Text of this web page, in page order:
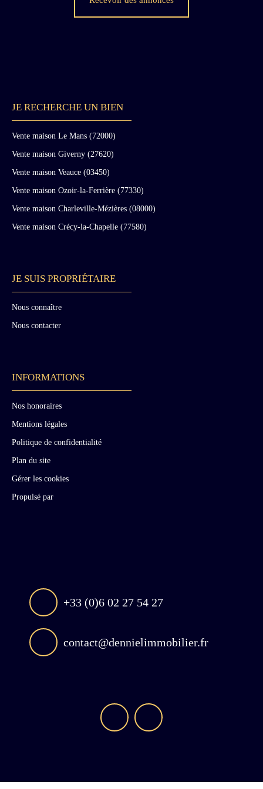
JE RECHERCHE UN BIEN
Vente maison Le Mans (72000)
Vente maison Giverny (27620)
Vente maison Veauce (03450)
Vente maison Ozoir-la-Ferrière (77330)
Vente maison Charleville-Mézières (08000)
Vente maison Crécy-la-Chapelle (77580)
JE SUIS PROPRIÉTAIRE
Nous connaître
Nous contacter
INFORMATIONS
Nos honoraires
Mentions légales
Politique de confidentialité
Plan du site
Gérer les cookies
Propulsé par
+33 (0)6 02 27 54 27
contact@dennielimmobilier.fr